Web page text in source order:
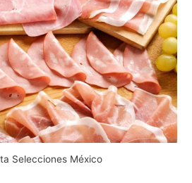
Selecciones México